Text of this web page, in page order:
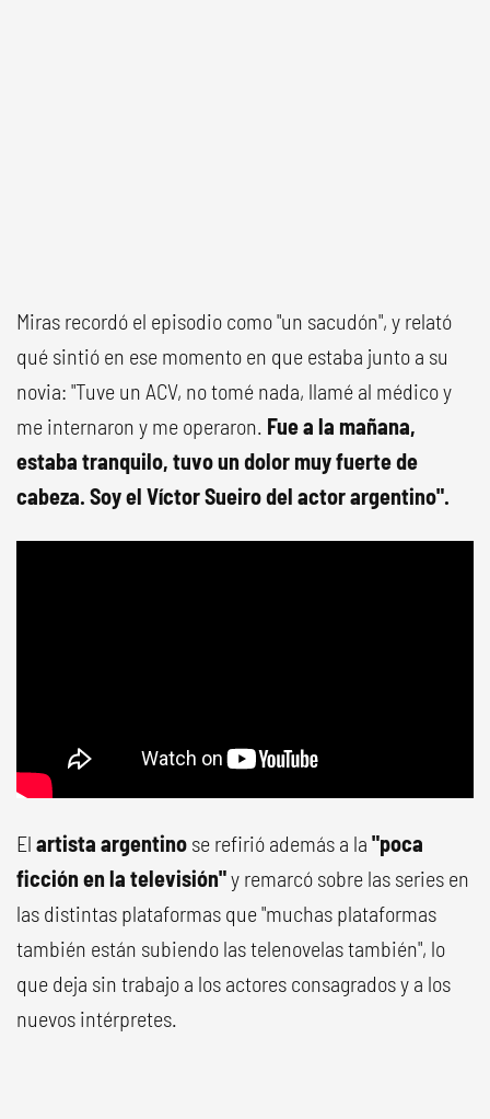
Miras recordó el episodio como "un sacudón", y relató
qué sintió en ese momento en que estaba junto a su
novia: "Tuve un ACV, no tomé nada, llamé al médico y
me internaron y me operaron. Fue a la mañana,
estaba tranquilo, tuvo un dolor muy fuerte de
cabeza. Soy el Víctor Sueiro del actor argentino".
El artista argentino se refirió además a la "poca
ficción en la televisión"y remarcó sobre las series en
las distintas plataformas que "muchas plataformas
también están subiendo las telenovelas también", lo
que deja sin trabajo a los actores consagrados y a los
nuevos intérpretes.